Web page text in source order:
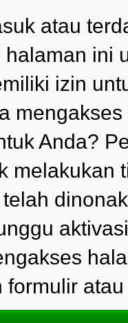
atau
ini
izin
Anda?
melakukan
formulir